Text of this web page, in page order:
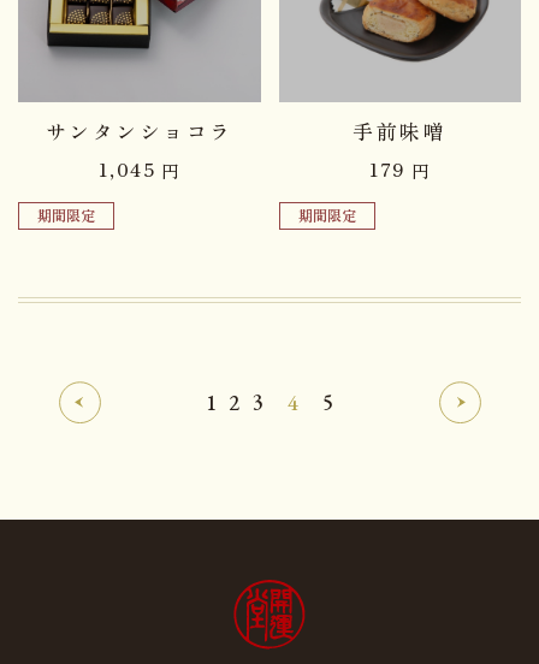
品切れ中
サンタンショコラ
1,045 円
期間限定
品切れ中
手前味噌
179 円
期間限定
1 2 3 4 5